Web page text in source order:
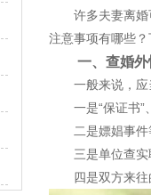
许多夫妻离婚可
注意事项有哪些
一、查婚外
一般来说，应
一是“保证书”、
二是嫖娼事件等
三是单位查实职
四是双方来往的